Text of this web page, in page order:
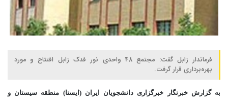
فرماندار زابل گفت: مجتمع 48 واحدی نور فدک زابل افتتاح و مورد
بهره‌برداری قرار گرفت.
به گزارش خبرنگار خبرگزاری دانشجویان ایران (ایسنا) منطقه سیستان و